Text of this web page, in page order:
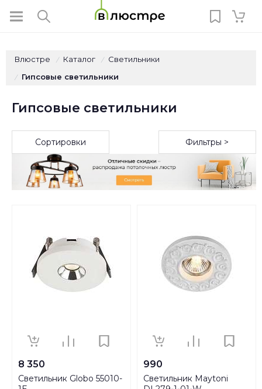
Влюстре / Каталог / Светильники
/ Гипсовые светильники
Гипсовые светильники
Сортировки Фильтры >
8 350
Светильник Globo 55010-
990
Светильник Maytoni